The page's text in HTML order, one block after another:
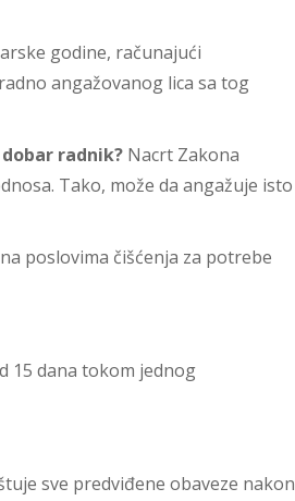
godine, računajući
angažovanog lica sa tog
radnik? Nacrt Zakona
Tako, može da angažuje isto
poslovima čišćenja za potrebe
15 dana tokom jednog
sve predviđene obaveze nakon